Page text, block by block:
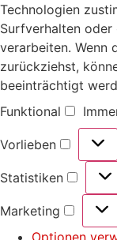
Technologien
Surfverhalten oder
verarbeiten. Wenn
zurückziehst,
beeinträchtigt
Funktional
Vorlieben
Statistiken
Marketing